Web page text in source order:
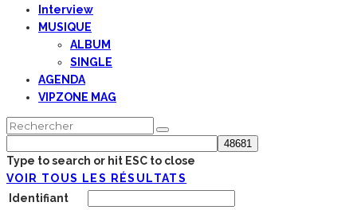
Interview
MUSIQUE
ALBUM
SINGLE
AGENDA
VIPZONE MAG
Type to search or hit ESC to close
VOIR TOUS LES RÉSULTATS
Identifiant